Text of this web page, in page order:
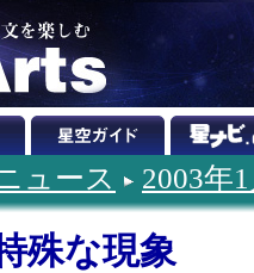
ュース 2003年
殊な現象